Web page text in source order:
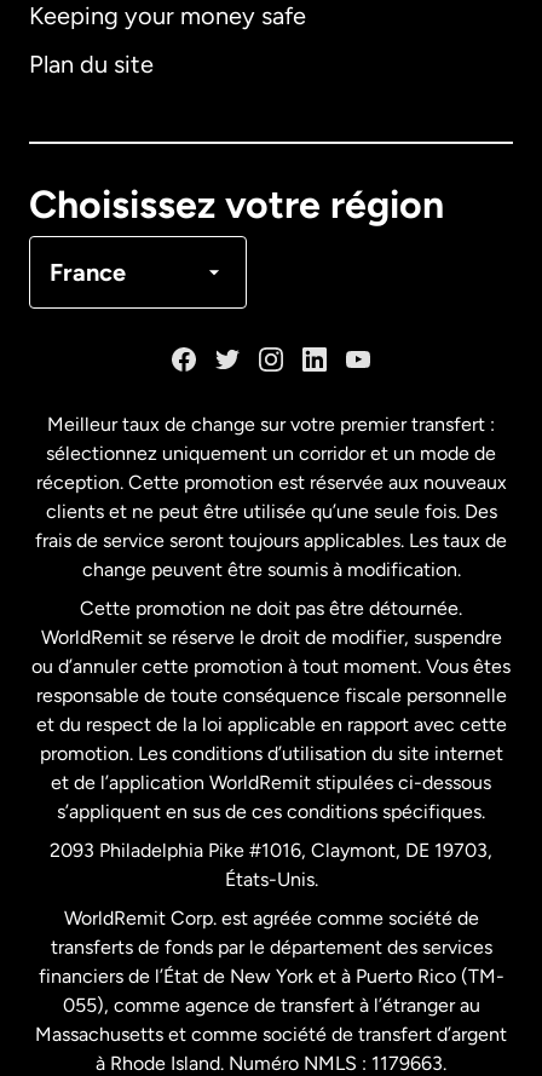
Keeping your money safe
Plan du site
Choisissez votre région
France
Allemagne
Français
États-Unis English
États-Unis Español
France
Malaisie
Nouvelle-Zélande
Pays-Bas
Royaume-Uni
Suède
Meilleur taux de change sur votre premier transfert :
sélectionnez uniquement un corridor et un mode de
réception. Cette promotion est réservée aux nouveaux
clients et ne peut être utilisée qu’une seule fois. Des
frais de service seront toujours applicables. Les taux de
change peuvent être soumis à modification.
Cette promotion ne doit pas être détournée.
WorldRemit se réserve le droit de modifier, suspendre
ou d’annuler cette promotion à tout moment. Vous êtes
responsable de toute conséquence fiscale personnelle
et du respect de la loi applicable en rapport avec cette
promotion. Les conditions d’utilisation du site internet
et de l’application WorldRemit stipulées ci-dessous
s’appliquent en sus de ces conditions spécifiques.
2093 Philadelphia Pike #1016, Claymont, DE 19703,
États-Unis.
WorldRemit Corp. est agréée comme société de
transferts de fonds par le département des services
financiers de l’État de New York et à Puerto Rico (TM-
055), comme agence de transfert à l’étranger au
Massachusetts et comme société de transfert d’argent
à Rhode Island. Numéro NMLS : 1179663.